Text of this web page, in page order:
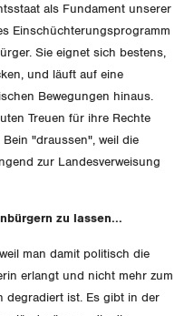
als Fundament unserer
Einschüchterungsprogramm
Sie eignet sich bestens,
und läuft auf eine
Bewegungen hinaus.
Treuen für ihre Rechte
"draussen", weil die
zur Landesverweisung
zu lassen...
man damit politisch die
erlangt und nicht mehr zum
degradiert ist. Es gibt in der